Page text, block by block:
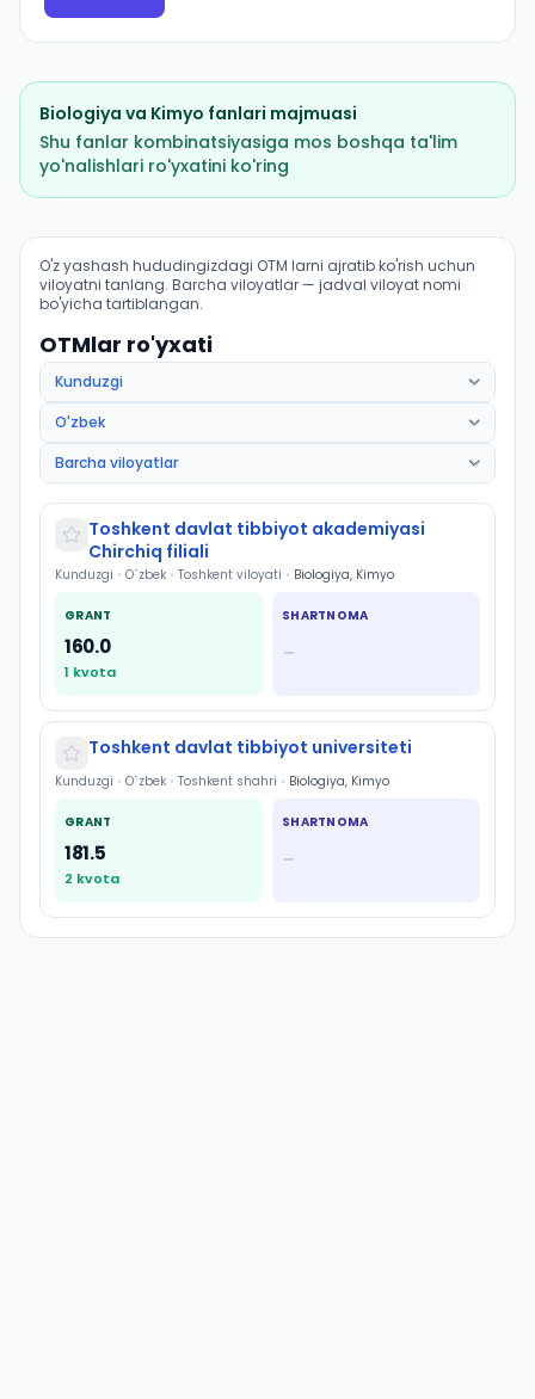
Biologiya va Kimyo fanlari majmuasi
Shu fanlar kombinatsiyasiga mos boshqa ta'lim
yo'nalishlari ro'yxatini ko'ring
Pediatriya ishi (Qibray tumani): OTM lar bo'yicha
O'z yashash hududingizdagi OTM larni ajratib ko'rish uchun
viloyatni tanlang. Barcha viloyatlar — jadval viloyat nomi
bo'yicha tartiblangan.
OTMlar ro'yxati
Toshkent davlat tibbiyot akademiyasi
Chirchiq filiali
Kunduzgi • O`zbek • Toshkent viloyati • Biologiya, Kimyo
GRANT
160.0
1 kvota
SHARTNOMA
—
Toshkent davlat tibbiyot universiteti
Kunduzgi • O`zbek • Toshkent shahri • Biologiya, Kimyo
GRANT
181.5
2 kvota
SHARTNOMA
—